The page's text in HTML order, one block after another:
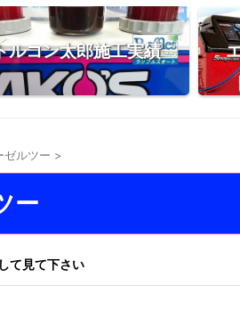
ルコン太郎施工実績
ゼルツー >
ー
て見て下さい